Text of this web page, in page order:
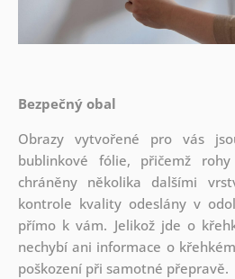
Bezpečný obal
Obrazy vytvořené pro vás
bublinkové fólie, přičemž
chráněny několika dalšími
kontrole kvality odeslány v
přímo k vám. Jelikož jde o
nechybí ani informace o
poškození při samotné přepravě.